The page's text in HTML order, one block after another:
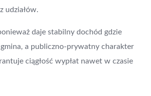
udziałów.
daje stabilny dochód gdzie
a publiczno-prywatny charakter
ciągłość wypłat nawet w czasie